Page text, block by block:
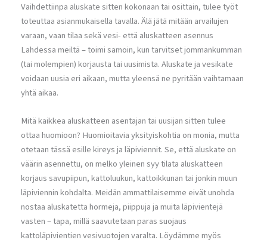
Vaihdettiinpa aluskate sitten kokonaan tai osittain, tulee työt
toteuttaa asianmukaisella tavalla. Älä jätä mitään arvailujen
varaan, vaan tilaa sekä vesi- että aluskatteen asennus
Lahdessa meiltä – toimi samoin, kun tarvitset jommankumman
(tai molempien) korjausta tai uusimista. Aluskate ja vesikate
voidaan uusia eri aikaan, mutta yleensä ne pyritään vaihtamaan
yhtä aikaa.
Mitä kaikkea aluskatteen asentajan tai uusijan sitten tulee
ottaa huomioon? Huomioitavia yksityiskohtia on monia, mutta
otetaan tässä esille kireys ja läpiviennit. Se, että aluskate on
väärin asennettu, on melko yleinen syy tilata aluskatteen
korjaus savupiipun, kattoluukun, kattoikkunan tai jonkin muun
läpiviennin kohdalta. Meidän ammattilaisemme eivät unohda
nostaa aluskatetta hormeja, piippuja ja muita läpivientejä
vasten – tapa, millä saavutetaan paras suojaus
kattoläpivientien vesivuotojen varalta. Löydämme myös